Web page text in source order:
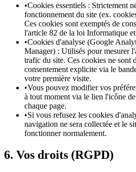
•Cookies essentiels : Strictement
fonctionnement du site (ex.
Ces cookies sont exemptés de
l'article 82 de la loi Informatique
•Cookies d'analyse (Google
Manager) : Utilisés pour mesurer
trafic du site. Ces cookies ne sont
consentement explicite via le
votre première visite.
•Vous pouvez modifier vos
à tout moment via le lien l'icône
chaque page.
•Si vous refusez les cookies
navigation ne sera collectée et le
fonctionner normalement.
6. Vos droits (RGPD)